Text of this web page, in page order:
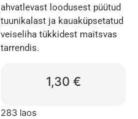
ahvatlevast loodusest püütud
tuunikalast ja kauaküpsetatud
veiseliha tükkidest maitsvas
tarrendis.
1,30 €
283 laos